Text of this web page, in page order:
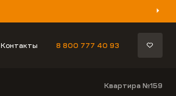
Контакты 8 800 777 40 93
Квартира №159